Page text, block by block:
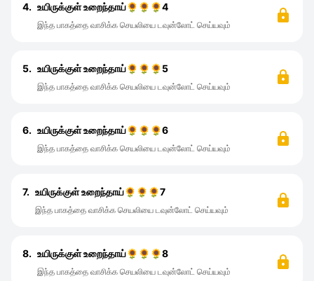
4. உயிருக்குள் உறைந்தாய்🌻🌻🌻4
இந்த பாகத்தை வாசிக்க செயலியை டவுன்லோட் செய்யவும்
5. உயிருக்குள் உறைந்தாய்🌻🌻🌻5
இந்த பாகத்தை வாசிக்க செயலியை டவுன்லோட் செய்யவும்
6. உயிருக்குள் உறைந்தாய்🌻🌻🌻6
இந்த பாகத்தை வாசிக்க செயலியை டவுன்லோட் செய்யவும்
7. உயிருக்குள் உறைந்தாய்🌻🌻🌻7
இந்த பாகத்தை வாசிக்க செயலியை டவுன்லோட் செய்யவும்
8. உயிருக்குள் உறைந்தாய்🌻🌻🌻8
இந்த பாகத்தை வாசிக்க செயலியை டவுன்லோட் செய்யவும்